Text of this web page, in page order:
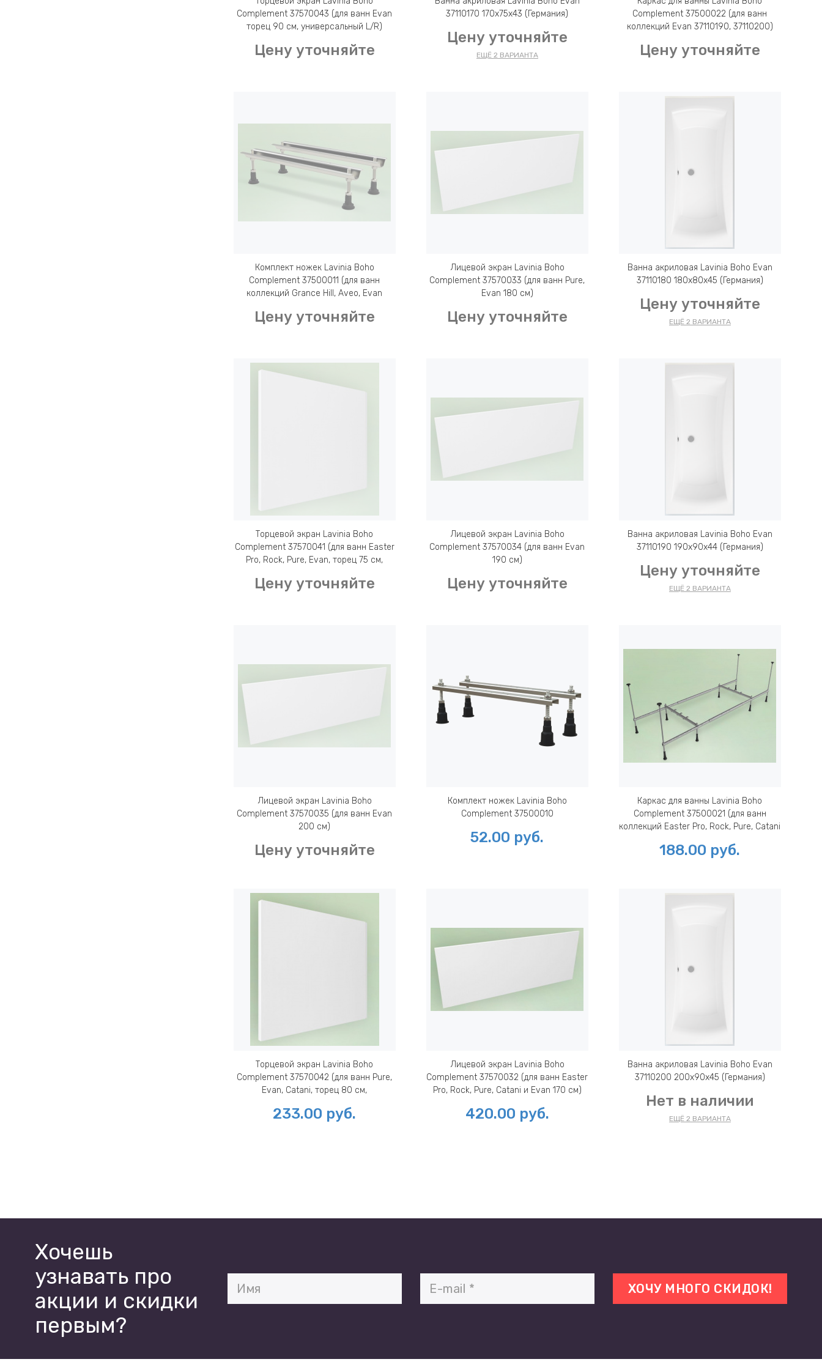
Complement 37570043 (для ванн Evan
торец 90 см, универсальный L/R)
Цену уточняйте
37110170 170x75x43 (Германия)
Цену уточняйте
ЕЩЁ 2 ВАРИАНТА
Complement 37500022 (для ванн
коллекций Evan 37110190, 37110200)
Цену уточняйте
Комплект ножек Lavinia Boho
Complement 37500011 (для ванн
коллекций Grance Hill, Aveo, Evan
Цену уточняйте
Лицевой экран Lavinia Boho
Complement 37570033 (для ванн Pure,
Evan 180 см)
Цену уточняйте
Ванна акриловая Lavinia Boho Evan
37110180 180x80x45 (Германия)
Цену уточняйте
ЕЩЁ 2 ВАРИАНТА
Торцевой экран Lavinia Boho
Complement 37570041 (для ванн Easter
Pro, Rock, Pure, Evan, торец 75 см,
Цену уточняйте
Лицевой экран Lavinia Boho
Complement 37570034 (для ванн Evan
190 см)
Цену уточняйте
Ванна акриловая Lavinia Boho Evan
37110190 190x90x44 (Германия)
Цену уточняйте
ЕЩЁ 2 ВАРИАНТА
Лицевой экран Lavinia Boho
Complement 37570035 (для ванн Evan
200 см)
Цену уточняйте
Комплект ножек Lavinia Boho
Complement 37500010
52.00 руб.
Каркас для ванны Lavinia Boho
Complement 37500021 (для ванн
коллекций Easter Pro, Rock, Pure, Catani
188.00 руб.
Торцевой экран Lavinia Boho
Complement 37570042 (для ванн Pure,
Evan, Catani, торец 80 см,
233.00 руб.
Лицевой экран Lavinia Boho
Complement 37570032 (для ванн Easter
Pro, Rock, Pure, Catani и Evan 170 см)
420.00 руб.
Ванна акриловая Lavinia Boho Evan
37110200 200x90x45 (Германия)
Нет в наличии
ЕЩЁ 2 ВАРИАНТА
Хочешь
узнавать про
акции и скидки
первым?